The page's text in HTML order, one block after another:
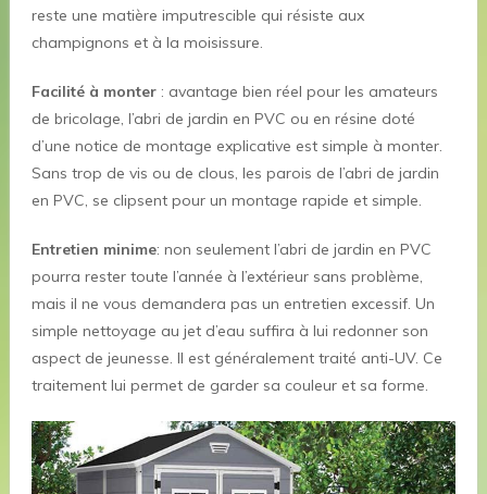
reste une matière imputrescible qui résiste aux
champignons et à la moisissure.
Facilité à monter: avantage bien réel pour les amateurs
de bricolage, l’abri de jardin en PVC ou en résine doté
d’une notice de montage explicative est simple à monter.
Sans trop de vis ou de clous, les parois de l’abri de jardin
en PVC, se clipsent pour un montage rapide et simple.
Entretien minime: non seulement l’abri de jardin en PVC
pourra rester toute l’année à l’extérieur sans problème,
mais il ne vous demandera pas un entretien excessif. Un
simple nettoyage au jet d’eau suffira à lui redonner son
aspect de jeunesse. Il est généralement traité anti-UV. Ce
traitement lui permet de garder sa couleur et sa forme.